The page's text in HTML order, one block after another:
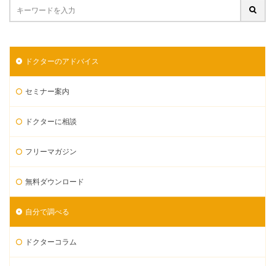
ドクターのアドバイス
セミナー案内
ドクターに相談
フリーマガジン
無料ダウンロード
自分で調べる
ドクターコラム